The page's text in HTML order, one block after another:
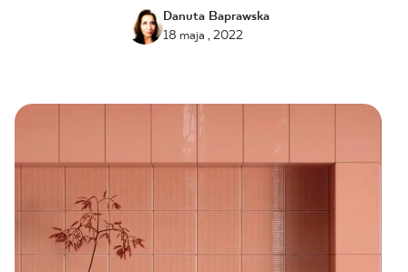
GDZIE KUPIĆ
O NAS
KARIERA
Danuta Baprawska
18 maja , 2022